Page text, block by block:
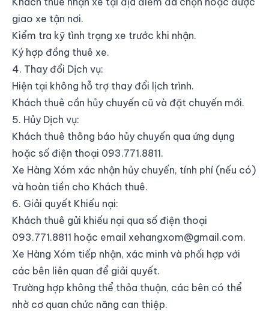
giao xe tận nơi.
Kiểm tra kỹ tình trạng xe trước khi nhận.
Ký hợp đồng thuê xe.
4. Thay đổi Dịch vụ:
Hiện tại không hỗ trợ thay đổi lịch trình.
Khách thuê cần hủy chuyến cũ và đặt chuyến mới.
5. Hủy Dịch vụ:
Khách thuê thông báo hủy chuyến qua ứng dụng
hoặc số điện thoại 093.771.8811.
Xe Hàng Xóm xác nhận hủy chuyến, tính phí (nếu có)
và hoàn tiền cho Khách thuê.
6. Giải quyết Khiếu nại:
Khách thuê gửi khiếu nại qua số điện thoại
093.771.8811 hoặc email xehangxom@gmail.com.
Xe Hàng Xóm tiếp nhận, xác minh và phối hợp với
các bên liên quan để giải quyết.
Trường hợp không thể thỏa thuận, các bên có thể
nhờ cơ quan chức năng can thiệp.